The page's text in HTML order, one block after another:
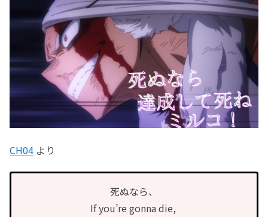
CH04 より
死ぬなら、
If you’re gonna die,